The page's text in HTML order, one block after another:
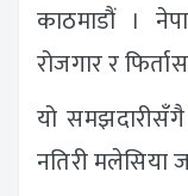
काठमाडौं ।
रोजगार र
यो
नतिरी मलेसिया